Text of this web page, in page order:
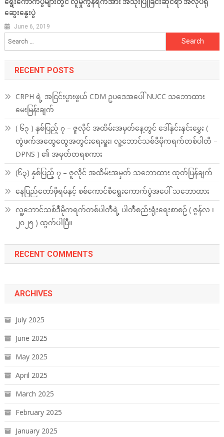
ဆွေးနွေးပွဲ
June 6, 2019
Search
for:
RECENT POSTS
CRPH ရဲ့ အငြင်းပွားဖွယ် CDM ဥပဒေအပေါ် NUCC သဘောထား
မေးမြန်းချက်
( ၆၃ ) နှစ်ပြည့် ၇ – ဇူလိုင် အထိမ်းအမှတ်နေ့တွင် ဒေါ်နှင်းနှင်းမွှေး (
တွဲဖက်အထွေထွေအတွင်းရေးမှူး၊ လူ့ဘောင်သစ်ဒီမိုကရက်တစ်ပါတီ –
DPNS ) ၏ အမှတ်တရစကား
(၆၃) နှစ်ပြည့် ၇ – ဇူလိုင် အထိမ်းအမှတ် သဘောထား ထုတ်ပြန်ချက်
နေပြည်တော်ဖိုရမ်နှင့် စစ်ကောင်စီရွေးကောက်ပွဲအပေါ် သဘောထား
လူ့ဘောင်သစ်ဒီမိုကရက်တစ်ပါတီရဲ့ ပါတီစည်းရုံးရေးစာစဥ် ( ဇွန်လ ၊
၂၀၂၅ ) ထွက်ပါပြီ။
RECENT COMMENTS
ARCHIVES
July 2025
June 2025
May 2025
April 2025
March 2025
February 2025
January 2025